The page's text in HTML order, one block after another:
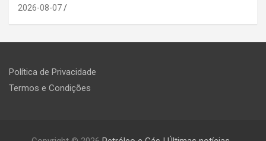
2026-08-07
Política de Privacidade
Termos e Condições